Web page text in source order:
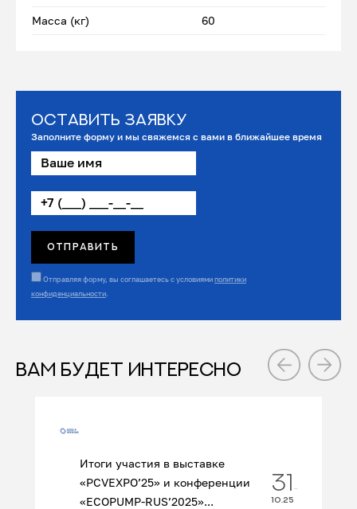
Масса (кг) 60
Оставить заявку
Заполните форму и мы свяжемся с вами в ближайшее время
Отправляя форму, вы соглашаетесь с условиямиполитики
конфиденциальности.
ВАМ БУДЕТ ИНТЕРЕСНО
Итоги участия в выставке
«PCVEXPO’25» и конференции
«ECOPUMP‑RUS’2025»...
31
10.25